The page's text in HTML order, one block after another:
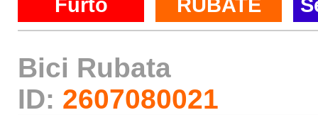
Bici Rubata
ID: 2607080021